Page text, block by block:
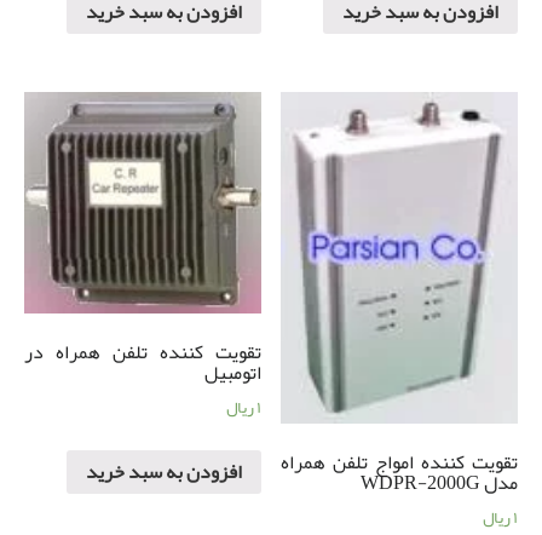
افزودن به سبد خرید افزودن به سبد خرید
تقویت کننده امواج تلفن همراه
مدل WDPR-2000G
۱ریال
تقویت کننده تلفن همراه در
اتومبیل
۱ریال
افزودن به سبد خرید